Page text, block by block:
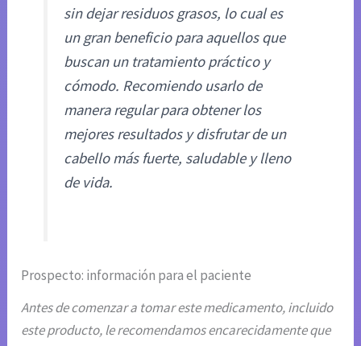
sin dejar residuos grasos, lo cual es
un gran beneficio para aquellos que
buscan un tratamiento práctico y
cómodo. Recomiendo usarlo de
manera regular para obtener los
mejores resultados y disfrutar de un
cabello más fuerte, saludable y lleno
de vida.
Prospecto: información para el paciente
Antes de comenzar a tomar este medicamento, incluido
este producto, le recomendamos encarecidamente que